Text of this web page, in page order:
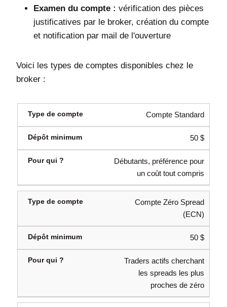
Examen du compte : vérification des pièces
justificatives par le broker, création du compte
et notification par mail de l'ouverture
Voici les types de comptes disponibles chez le
broker :
Compte Standard
50 $
Débutants, préférence pour
un coût tout compris
Compte Zéro Spread
(ECN)
50 $
Traders actifs cherchant
les spreads les plus
proches de zéro